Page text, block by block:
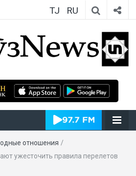
TJ RU
ИмрӯзNews
отношения /
ужесточить правила перелетов